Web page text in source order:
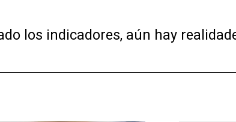
los indicadores, aún hay